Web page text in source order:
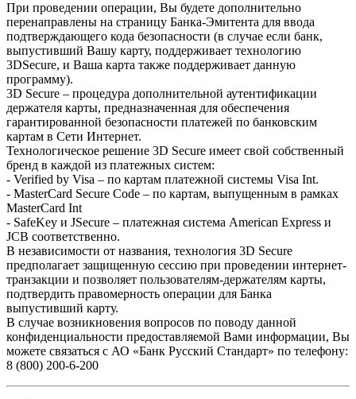
При проведении операции, Вы будете дополнительно
перенаправлены на страницу Банка-Эмитента для ввода
подтверждающего кода безопасности (в случае если банк,
выпустивший Вашу карту, поддерживает технологию
3DSecure, и Ваша карта также поддерживает данную
программу).
3D Secure – процедура дополнительной аутентификации
держателя карты, предназначенная для обеспечения
гарантированной безопасности платежей по банковским
картам в Сети Интернет.
Технологическое решение 3D Secure имеет свой собственный
бренд в каждой из платежных систем:
- Verified by Visa – по картам платежной системы Visa Int.
- MasterCard Secure Code – по картам, выпущенным в рамках
MasterCard Int
- SafeKey и JSecure – платежная система American Express и
JCB соответственно.
В независимости от названия, технология 3D Secure
предполагает защищенную сессию при проведении интернет-
транзакции и позволяет пользователям-держателям карты,
подтвердить правомерность операции для Банка
выпустивший карту.
В случае возникновения вопросов по поводу данной
конфиденциальности предоставляемой Вами информации, Вы
можете связаться с АО «Банк Русский Cтандарт» по телефону:
8 (800) 200-6-200